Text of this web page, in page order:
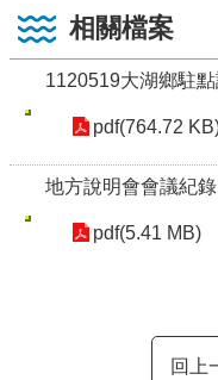
相關檔案
1120519大湖鄉駐
pdf(764.72
地方說明會會議紀
pdf(5.41 MB)
回上